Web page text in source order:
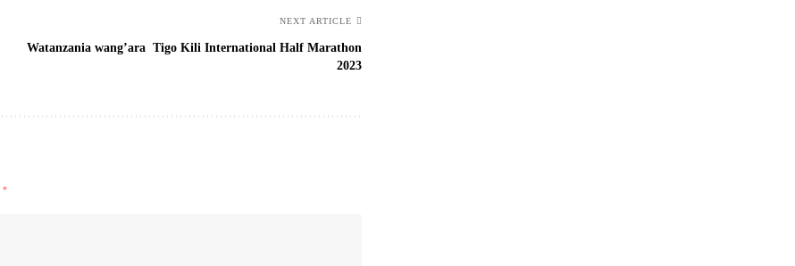
NEXT ARTICLE
Watanzania wang’ara Tigo Kili International Half Marathon
2023
*